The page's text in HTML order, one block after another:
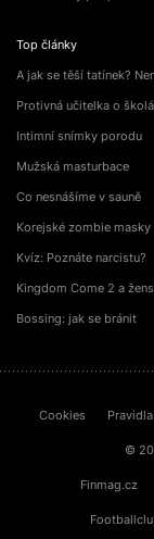
Top články
A jak se těší tatínek?
Protivná učitelka o
Intimní snímky porodu
Mužská masturbace
Co nesnášíme v sauně
Korejské zombie masky
Kvíz: Poznáte narcistu?
Kingdom Come 2 a
Bossing: jak se bránit
Cookies Pravidla
©
Finmag.cz